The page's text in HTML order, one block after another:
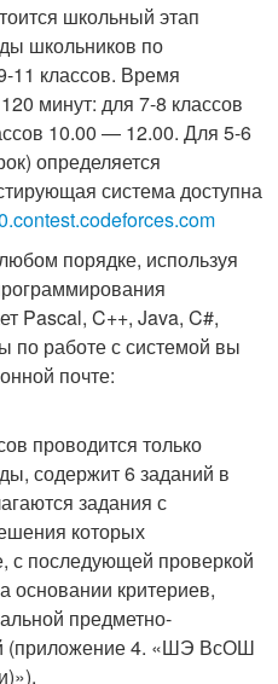
школьный этап
школьников по
11 классов. Время
минут: для 7-8 классов
10.00 — 12.00. Для 5-6
определяется
система доступна
порядке, используя
Pascal, C++, Java, C#,
по работе с системой вы
почте:
проводится только
содержит 6 заданий в
задания с
которых
с последующей проверкой
основании критериев,
предметно-
(приложение 4. «ШЭ ВсОШ